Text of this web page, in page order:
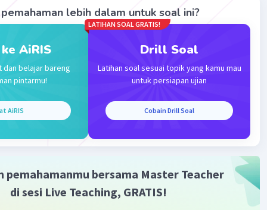
buku.
penokohan.
digunakan.
daftar tabel.
lebih dalam untuk soal ini?
AiRIS
dan belajar bareng
pintarmu!
AiRIS
LATIHAN SOAL GRATIS!
Drill Soal
Latihan soal sesuai topik yang kamu mau
untuk persiapan ujian
Cobain Drill Soal
pemahamanmu bersama Master Teacher
di sesi Live Teaching, GRATIS!